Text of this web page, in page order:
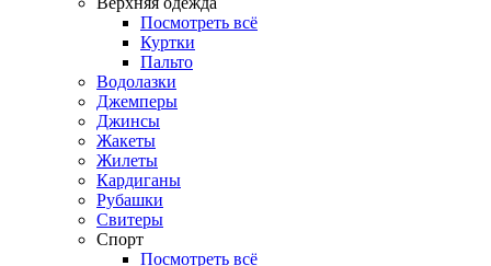
Посмотреть всё
Куртки
Пальто
Водолазки
Джемперы
Джинсы
Жакеты
Жилеты
Кардиганы
Рубашки
Свитеры
Спорт
Посмотреть всё